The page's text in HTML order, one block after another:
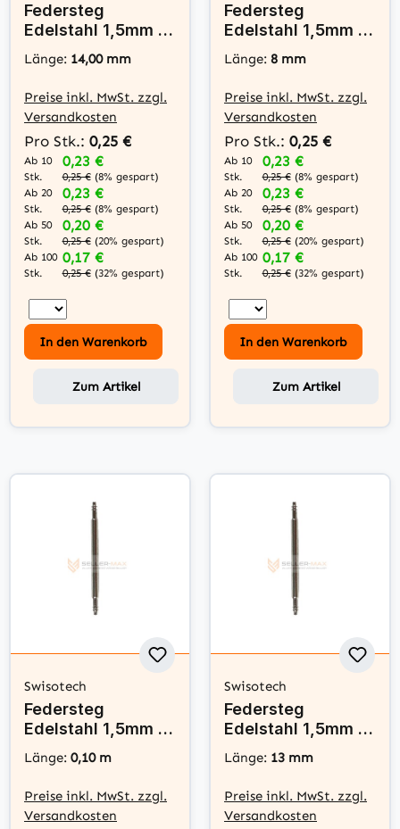
Federsteg
Edelstahl 1,5mm x
14mm - Swisotech
Länge: 14,00 mm
Preise inkl. MwSt. zzgl.
Versandkosten
Pro Stk.: 0,25 €
Ab 10
Stk.
0,23 €
0,25 € (8% gespart)
Ab 20
Stk.
0,23 €
0,25 € (8% gespart)
Ab 50
Stk.
0,20 €
0,25 € (20% gespart)
Ab 100
Stk.
0,17 €
0,25 € (32% gespart)
In den Warenkorb
Zum Artikel
Federsteg
Edelstahl 1,5mm x
8mm - Swisotech
Länge: 8 mm
Preise inkl. MwSt. zzgl.
Versandkosten
Pro Stk.: 0,25 €
Ab 10
Stk.
0,23 €
0,25 € (8% gespart)
Ab 20
Stk.
0,23 €
0,25 € (8% gespart)
Ab 50
Stk.
0,20 €
0,25 € (20% gespart)
Ab 100
Stk.
0,17 €
0,25 € (32% gespart)
In den Warenkorb
Zum Artikel
Swisotech
Federsteg
Edelstahl 1,5mm x
10mm - Swisotech
Länge: 0,10 m
Preise inkl. MwSt. zzgl.
Versandkosten
Swisotech
Federsteg
Edelstahl 1,5mm x
13mm - Swisotech
Länge: 13 mm
Preise inkl. MwSt. zzgl.
Versandkosten